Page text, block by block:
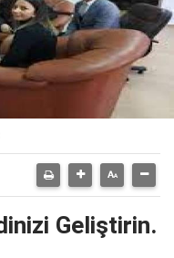
Geliştirin.